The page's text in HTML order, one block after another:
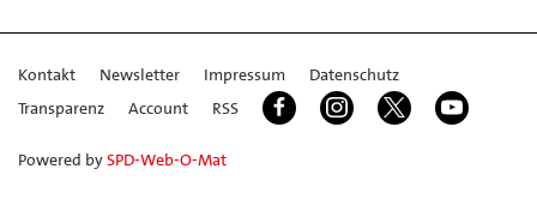
Kontakt Newsletter Impressum
Datenschutz
Transparenz
Account RSS
Powered bySPD-Web-O-Mat